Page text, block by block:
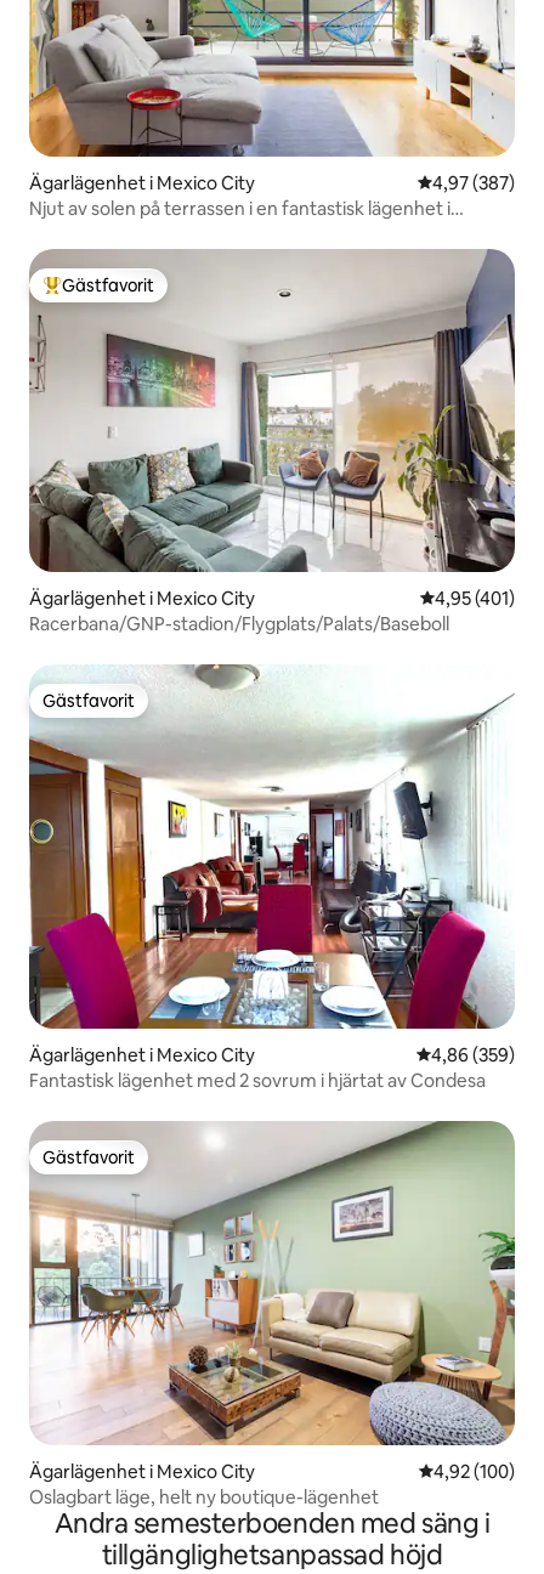
Ägarlägenhet i Mexico City 4,97 av 5 i
4,97 (387)
Njut av solen på terrassen i en fantastisk lägenhet i
Populär gästfavorit
Gästfavorit
Ägarlägenhet i Mexico City 4,95 av 5 i
4,95 (401)
Racerbana/GNP-stadion/Flygplats/Palats/Baseboll
Gästfavorit
Gästfavorit
Ägarlägenhet i Mexico City 4,86 av 5 i
4,86 (359)
Fantastisk lägenhet med 2 sovrum i hjärtat av Condesa
Gästfavorit
Gästfavorit
Ägarlägenhet i Mexico City 4,92 av 5 i
4,92 (100)
Oslagbart läge, helt ny boutique-lägenhet
Andra semesterboenden med säng i
tillgänglighetsanpassad höjd